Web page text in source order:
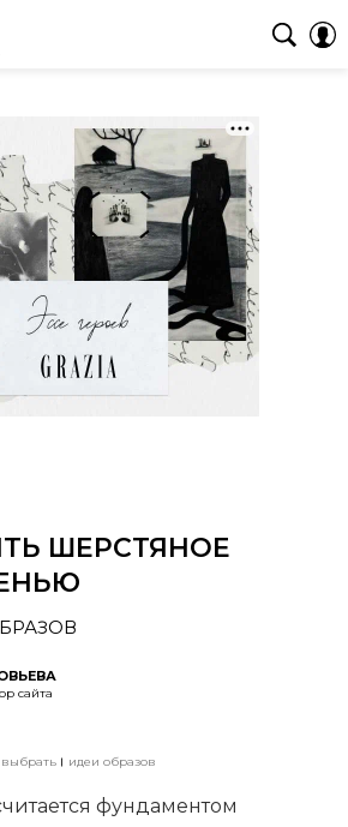
ШЕРСТЯНОЕ
сайта
выбрать идеи образов
фундаментом